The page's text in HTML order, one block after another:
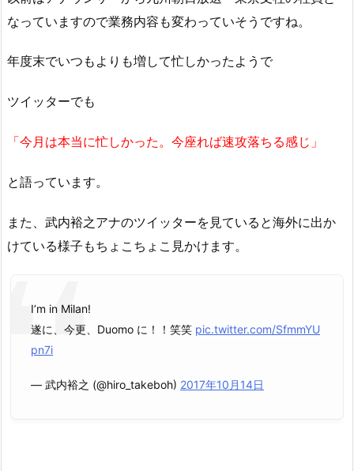
なっていますので業務内容も変わっていそうですね。
年度末でいつもよりも増して忙しかったようで
ツイッターでも
「今月は本当に忙しかった。今座れば速攻落ちる感じ」
と語っています。
また、武内裕之アナのツイッターを見ていると海外に出か
けている様子もちょこちょこ見かけます。
I’m in Milan!
遂に、今更、Duomo に！！笑笑 pic.twitter.com/SfmmYU
pn7i
— 武内裕之 (@hiro_takeboh) 2017年10月14日